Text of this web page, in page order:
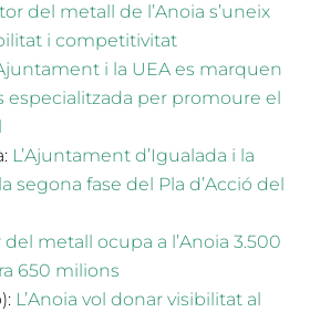
del metall de l’Anoia s’uneix
i competitivitat
i la UEA es marquen
especialitzada per promoure el
L’Ajuntament d’Igualada i la
segona fase del Pla d’Acció del
del metall ocupa a l’Anoia 3.500
650 milions
L’Anoia vol donar visibilitat al